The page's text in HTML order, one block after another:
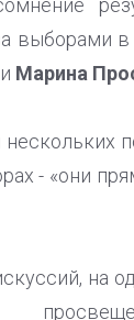
выборами
Марина
- «они
на